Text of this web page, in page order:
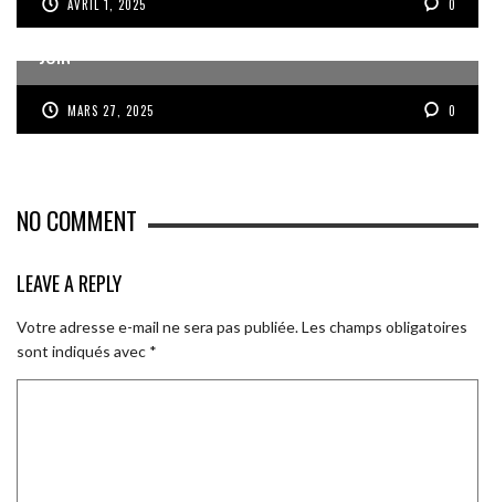
AVRIL 1, 2025 0
ROUSSILLON ET LES GWADABOYS À LA GOLD CUP EN
JUIN
MARS 27, 2025 0
NO COMMENT
LEAVE A REPLY
Votre adresse e-mail ne sera pas publiée.Les champs obligatoires
sont indiqués avec *